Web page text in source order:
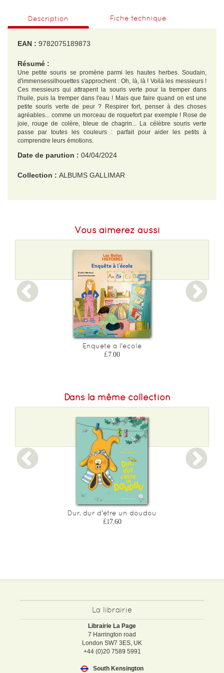
Description Fiche technique
EAN : 9782075189873
Résumé :
Une petite souris se promène parmi les hautes herbes. Soudain,
d'immensessilhouettes s'approchent : Oh, là, là ! Voilà les messieurs !
Ces messieurs qui attrapent la souris verte pour la tremper dans
l'huile, puis la tremper dans l'eau ! Mais que faire quand on est une
petite souris verte de peur ? Respirer fort, penser à des choses
agréables... comme un morceau de roquefort par exemple ! Rose de
joie, rouge de colère, bleue de chagrin... La célèbre souris verte
passe par toutes les couleurs : parfait pour aider les petits à
comprendre leurs émotions.
Date de parution : 04/04/2024
Collection : ALBUMS GALLIMAR
Vous aimerez aussi
Enquete a l'ecole
£7.00
Dans la même collection
Dur, dur d'etre un doudou
£17.60
La librairie
Librairie La Page
7 Harrington road
London SW7 3ES, UK
+44 (0)20 7589 5991
South Kensington